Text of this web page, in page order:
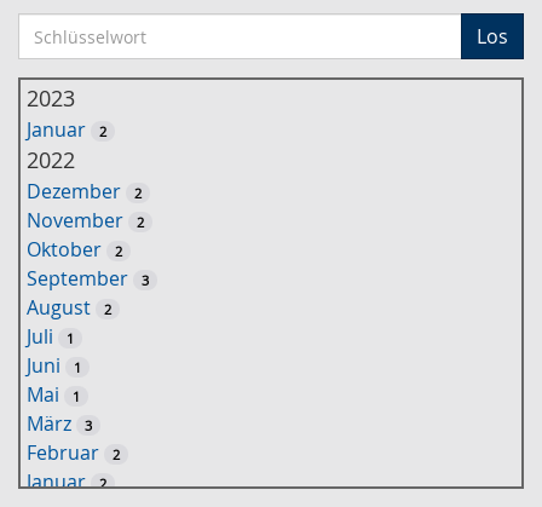
c
h
ü
w
o
r
u
c
Los
2023
Januar 2
2022
Dezember 2
November 2
Oktober 2
September 3
August 2
Juli 1
Juni 1
Mai 1
März 3
Februar 2
Januar 2